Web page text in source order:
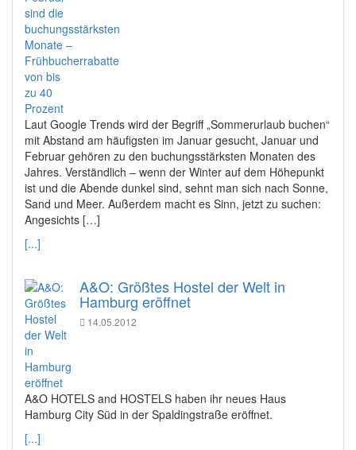
Laut Google Trends wird der Begriff „Sommerurlaub buchen“
mit Abstand am häufigsten im Januar gesucht, Januar und
Februar gehören zu den buchungsstärksten Monaten des
Jahres. Verständlich – wenn der Winter auf dem Höhepunkt
ist und die Abende dunkel sind, sehnt man sich nach Sonne,
Sand und Meer. Außerdem macht es Sinn, jetzt zu suchen:
Angesichts […]
[...]
A&O: Größtes Hostel der Welt in
Hamburg eröffnet
14.05.2012
A&O HOTELS and HOSTELS haben ihr neues Haus
Hamburg City Süd in der Spaldingstraße eröffnet.
[...]